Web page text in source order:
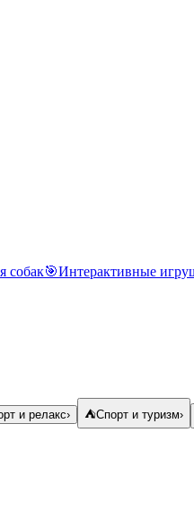
собак🎯Интерактивные
и релакс› ⛺Спорт и туризм›